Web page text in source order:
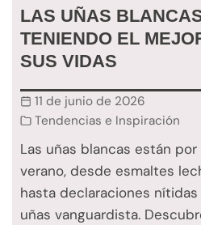
LAS UÑAS
TENIENDO EL
SUS VIDAS
11 de junio de 2026
Tendencias e Inspiración
Las uñas blancas están
verano, desde esmaltes
hasta declaraciones
uñas vanguardista.